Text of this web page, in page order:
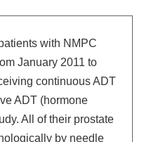
with NMPC
January 2011 to
continuous ADT
ADT (hormone
All of their prostate
by needle